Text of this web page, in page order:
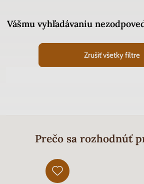
Vášmu vyhľadávaniu
Zrušiť všetky filtre
Prečo sa rozhodnúť